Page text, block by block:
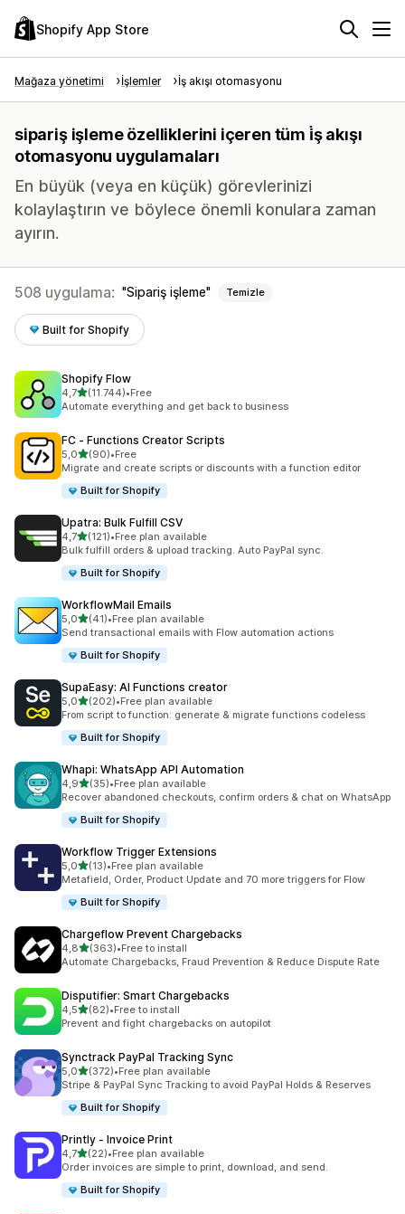
Shopify App Store
Mağaza yönetimi İşlemler İş akışı otomasyonu
sipariş işleme özelliklerini içeren tüm i̇ş akışı
otomasyonu uygulamaları
En büyük (veya en küçük) görevlerinizi
kolaylaştırın ve böylece önemli konulara zaman
ayırın.
508 uygulama: Sipariş işleme Temizle
Built for Shopify
Shopify Flow
4,75 yıldız üzerinden
(11.744)
toplam 11744 değerlendirme
•Free
Automate everything and get back to business
FC ‑ Functions Creator Scripts
5,05 yıldız üzerinden
(90)
toplam 90 değerlendirme
•Free
Migrate and create scripts or discounts with a function editor
Built for Shopify
Upatra: Bulk Fulfill CSV
4,75 yıldız üzerinden
(121)
toplam 121 değerlendirme
•Free plan available
Bulk fulfill orders & upload tracking. Auto PayPal sync.
Built for Shopify
WorkflowMail Emails
5,05 yıldız üzerinden
(41)
toplam 41 değerlendirme
•Free plan available
Send transactional emails with Flow automation actions
Built for Shopify
SupaEasy: AI Functions creator
5,05 yıldız üzerinden
(202)
toplam 202 değerlendirme
•Free plan available
From script to function: generate & migrate functions codeless
Built for Shopify
Whapi: WhatsApp API Automation
4,95 yıldız üzerinden
(35)
toplam 35 değerlendirme
•Free plan available
Recover abandoned checkouts, confirm orders & chat on WhatsApp
Built for Shopify
Workflow Trigger Extensions
5,05 yıldız üzerinden
(13)
toplam 13 değerlendirme
•Free plan available
Metafield, Order, Product Update and 70 more triggers for Flow
Built for Shopify
Chargeflow Prevent Chargebacks
4,85 yıldız üzerinden
(363)
toplam 363 değerlendirme
•Free to install
Automate Chargebacks, Fraud Prevention & Reduce Dispute Rate
Disputifier: Smart Chargebacks
4,55 yıldız üzerinden
(82)
toplam 82 değerlendirme
•Free to install
Prevent and fight chargebacks on autopilot
Synctrack PayPal Tracking Sync
5,05 yıldız üzerinden
(372)
toplam 372 değerlendirme
•Free plan available
Stripe & PayPal Sync Tracking to avoid PayPal Holds & Reserves
Built for Shopify
Printly ‑ Invoice Print
4,75 yıldız üzerinden
(22)
toplam 22 değerlendirme
•Free plan available
Order invoices are simple to print, download, and send.
Built for Shopify